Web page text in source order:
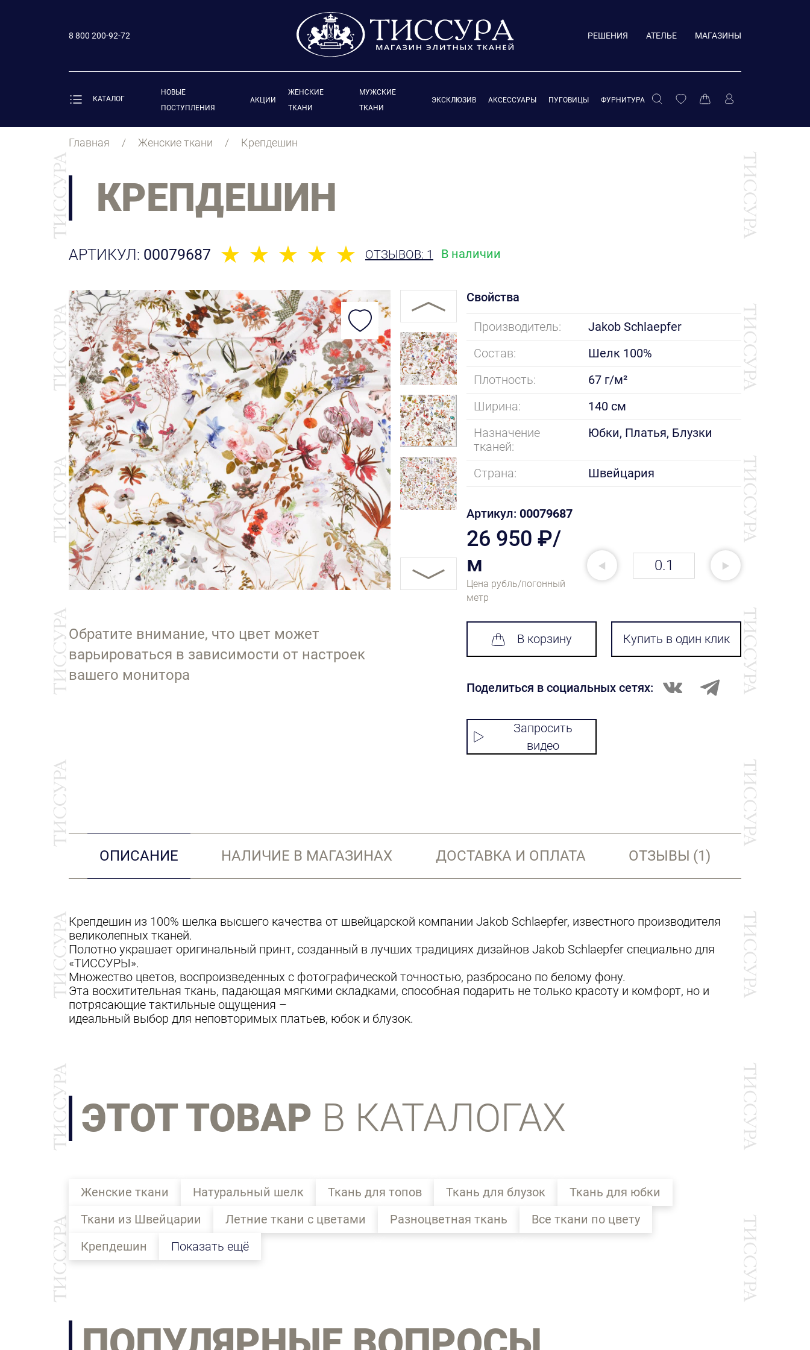
8 800 200-92-72 РЕШЕНИЯ АТЕЛЬЕ МАГАЗИНЫ
КАТАЛОГ
НОВЫЕ
ПОСТУПЛЕНИЯ
АКЦИИ
ЖЕНСКИЕ
ТКАНИ
МУЖСКИЕ
ТКАНИ
ЭКСКЛЮЗИВ АКСЕССУАРЫ ПУГОВИЦЫ ФУРНИТУРА
Главная Женские ткани Крепдешин
КРЕПДЕШИН
АРТИКУЛ: 00079687 ОТЗЫВОВ: 1 В наличии
Обратите внимание, что цвет может
варьироваться в зависимости от настроек
вашего монитора
Свойства
Производитель:
Jakob Schlaepfer
Состав:
Шелк 100%
Плотность:
67 г/м²
Ширина:
140 см
Назначение
тканей:
Юбки, Платья, Блузки
Страна: Швейцария
Артикул: 00079687
26 950 ₽/
м
Цена рубль/погонный
метр
В корзину Купить в один клик
Поделиться в социальных сетях:
Запросить
видео
ОПИСАНИЕ НАЛИЧИЕ В МАГАЗИНАХ ДОСТАВКА И ОПЛАТА ОТЗЫВЫ (1)
Крепдешин из 100% шелка высшего качества от швейцарской компании Jakob Schlaepfer, известного производителя
великолепных тканей.
Полотно украшает оригинальный принт, созданный в лучших традициях дизайнов Jakob Schlaepfer специально для
«ТИССУРЫ».
Множество цветов, воспроизведенных с фотографической точностью, разбросано по белому фону.
Эта восхитительная ткань, падающая мягкими складками, способная подарить не только красоту и комфорт, но и
потрясающие тактильные ощущения –
идеальный выбор для неповторимых платьев, юбок и блузок.
ЭТОТ ТОВАР В КАТАЛОГАХ
Женские ткани Натуральный шелк Ткань для топов Ткань для блузок
Ткань для юбки
Ткани из Швейцарии
Летние ткани с цветами Разноцветная ткань
Все ткани по цвету
Крепдешин
Показать ещё